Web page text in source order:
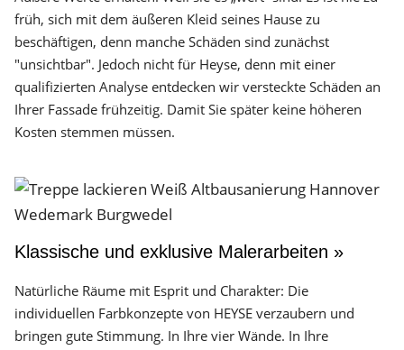
früh, sich mit dem äußeren Kleid seines Hause zu
beschäftigen, denn manche Schäden sind zunächst
"unsichtbar". Jedoch nicht für Heyse, denn mit einer
qualifizierten Analyse entdecken wir versteckte Schäden an
Ihrer Fassade frühzeitig. Damit Sie später keine höheren
Kosten stemmen müssen.
Klassische und exklusive Malerarbeiten »
Natürliche Räume mit Esprit und Charakter: Die
individuellen Farbkonzepte von HEYSE verzaubern und
bringen gute Stimmung. In Ihre vier Wände. In Ihre